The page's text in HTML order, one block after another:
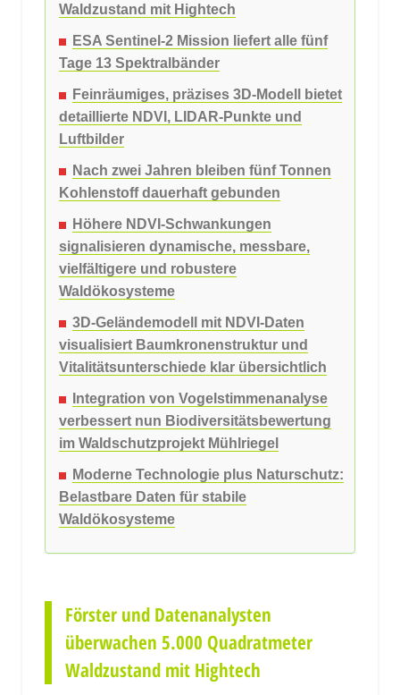
Waldzustand mit Hightech
ESA Sentinel-2 Mission liefert alle fünf
Tage 13 Spektralbänder
Feinräumiges, präzises 3D-Modell bietet
detaillierte NDVI, LIDAR-Punkte und
Luftbilder
Nach zwei Jahren bleiben fünf Tonnen
Kohlenstoff dauerhaft gebunden
Höhere NDVI-Schwankungen
signalisieren dynamische, messbare,
vielfältigere und robustere
Waldökosysteme
3D-Geländemodell mit NDVI-Daten
visualisiert Baumkronenstruktur und
Vitalitätsunterschiede klar übersichtlich
Integration von Vogelstimmenanalyse
verbessert nun Biodiversitätsbewertung
im Waldschutzprojekt Mühlriegel
Moderne Technologie plus Naturschutz:
Belastbare Daten für stabile
Waldökosysteme
Förster und Datenanalysten
überwachen 5.000 Quadratmeter
Waldzustand mit Hightech